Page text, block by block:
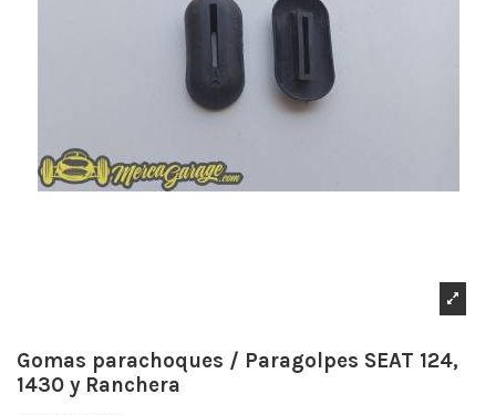
Gomas parachoques / Paragolpes SEAT 124,
1430 y Ranchera